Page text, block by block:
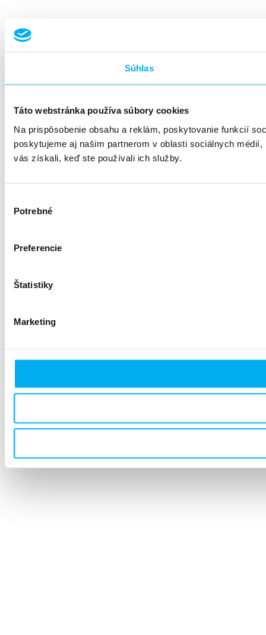
Súhlas
Táto webstránka používa súbory cookies
Na prispôsobenie obsahu a reklám, poskytovanie funkcií
poskytujeme aj našim partnerom v oblasti sociálnych
vás získali, keď ste používali ich služby.
súhlasu
Potrebné
Preferencie
Štatistiky
Marketing